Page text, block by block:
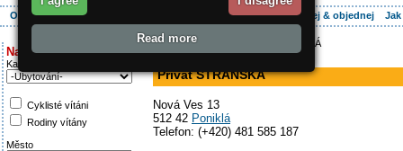
O regionu Aktivně Ubytování Hledej & objednej
Najděte si:
Kategorie
Cyklisté vítáni
Rodiny vítány
Město
ergis.cz> > Privat STRÁNSKÁ
Privat STRÁNSKÁ
Nová Ves 13
512 42 Poniklá
Telefon: (+420) 481 585 187
Read more